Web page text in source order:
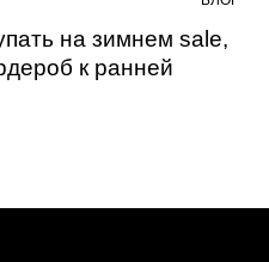
на зимнем sale,
к ранней